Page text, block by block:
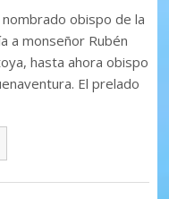
nombrado obispo de la
a monseñor Rubén
hasta ahora obispo
El prelado